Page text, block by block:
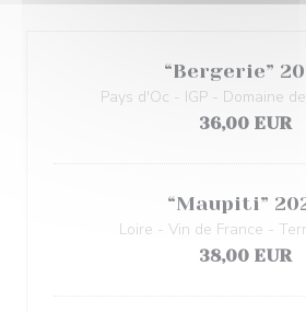
“Bergerie”
Pays d'Oc - IGP - Domaine
36,00 EUR
“Maupiti”
Loire - Vin de France -
38,00 EUR